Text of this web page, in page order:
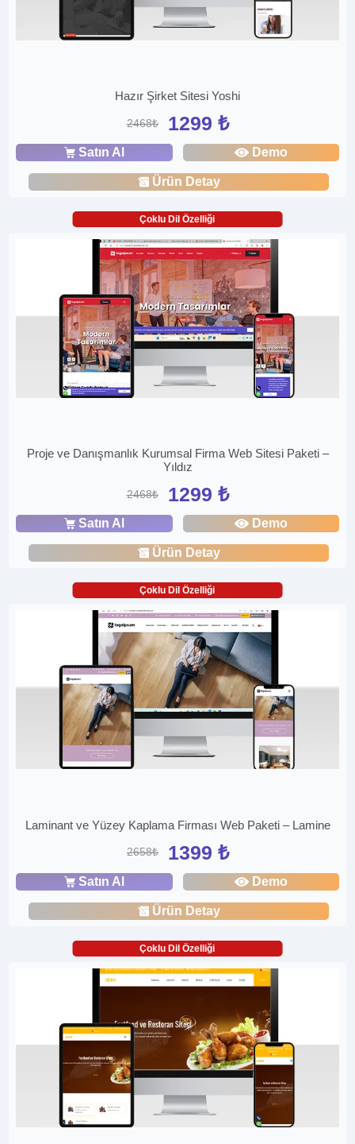
Hazır Şirket Sitesi Yoshi
2468₺ 1299 ₺
Satın Al Demo
Ürün Detay
Çoklu Dil Özelliği
Proje ve Danışmanlık Kurumsal Firma Web Sitesi Paketi –
Yıldız
2468₺ 1299 ₺
Satın Al Demo
Ürün Detay
Çoklu Dil Özelliği
Laminant ve Yüzey Kaplama Firması Web Paketi – Lamine
2658₺ 1399 ₺
Satın Al Demo
Ürün Detay
Çoklu Dil Özelliği